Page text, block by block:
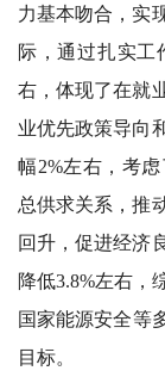
力基本吻合，实
际，通过扎实工
右，体现了在就
业优先政策导向
幅2%左右，考
总供求关系，推
回升，促进经济
降低3.8%左右，
国家能源安全等
目标。